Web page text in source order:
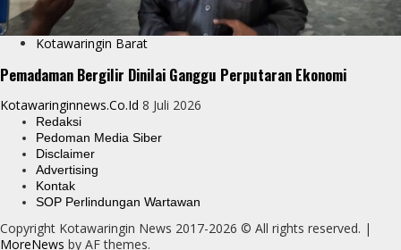
Kotawaringin Barat
Pemadaman Bergilir Dinilai Ganggu Perputaran Ekonomi
Kotawaringinnews.co.id 8 Juli 2026
Redaksi
Pedoman Media Siber
Disclaimer
Advertising
Kontak
SOP Perlindungan Wartawan
Copyright Kotawaringin News 2017-2026 © All rights reserved. |
MoreNews by AF themes.